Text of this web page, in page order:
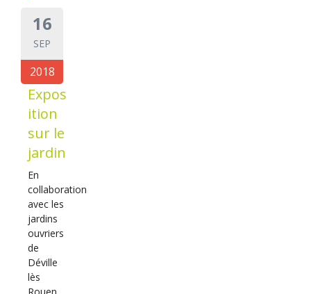
16
SEP
2018
Expos
ition
sur le
jardin
En
collaboration
avec les
jardins
ouvriers
de
Déville
lès